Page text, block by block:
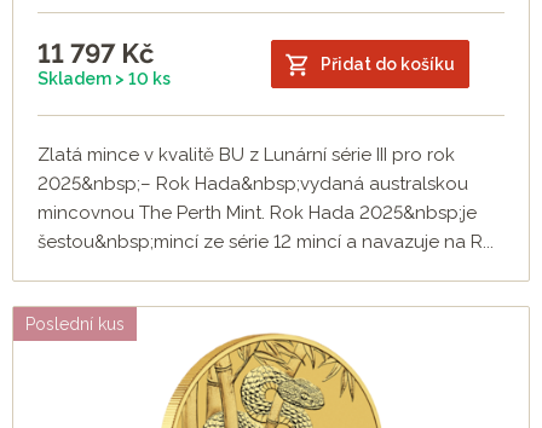
11 797 Kč
Skladem > 10 ks
Přidat do košíku
Zlatá mince v kvalitě BU z Lunární série III pro rok
2025&nbsp;– Rok Hada&nbsp;vydaná australskou
mincovnou The Perth Mint. Rok Hada 2025&nbsp;je
šestou&nbsp;mincí ze série 12 mincí a navazuje na R...
Poslední kus